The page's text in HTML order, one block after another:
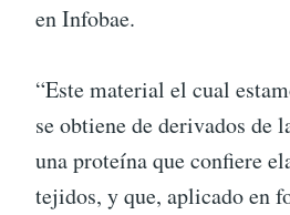
en Infobae.
“Este material el cual
se obtiene de derivados de
una proteína que confiere
tejidos, y que, aplicado en